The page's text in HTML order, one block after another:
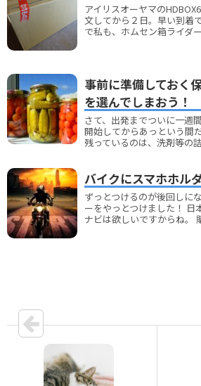
アイリスオーヤマの
文してから２日。早い到着
で私も、ホムセン箱ライダ
事前に準備しておく
を選んでしまおう！
さて、出発までついに一週
開始してからあっという間
残っているのは、洗剤等の
バイクにスマホホル
ずっとつけるのが後回しに
ーをやっとつけました！ 日
ナビは欲しいですからね。